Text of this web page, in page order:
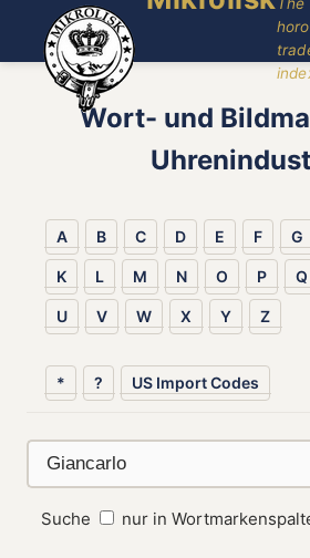
Wort- und
A B C D E F G
K L M N O P Q
U V W X Y Z
* ? US Import Codes
Suche nur in